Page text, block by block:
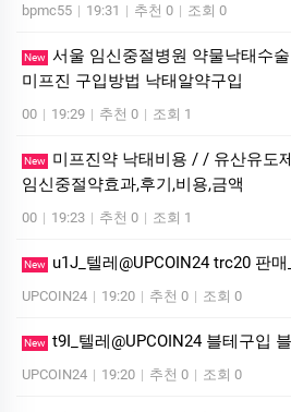
bpmc55 | 19:31 | 추천 0 | 조회 0
New 서울 임신중절병원 약물낙태수
미프진 구입방법 낙­태알약구입
00 | 19:29 | 추천 0 | 조회 1
New
미프진약 낙태비용 / / 유산유도
임신중절약효과,후기,비용,금액
00 | 19:23 | 추천 0 | 조회 1
New u1J_텔레@UPCOIN24 trc20 판매
UPCOIN24 | 19:20 | 추천 0 | 조회 0
New t9I_텔레@UPCOIN24 블테구입
UPCOIN24 | 19:20 | 추천 0 | 조회 0